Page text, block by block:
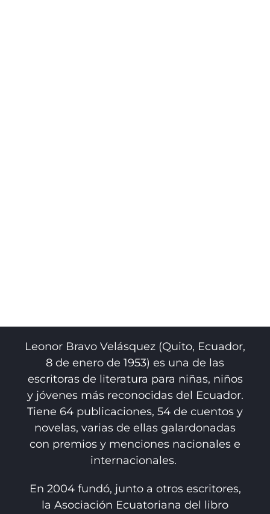
Leonor Bravo Velásquez (Quito, Ecuador,
8 de enero de 1953) es una de las
escritoras de literatura para niñas, niños
y jóvenes más reconocidas del Ecuador.
Tiene 64 publicaciones, 54 de cuentos y
novelas, varias de ellas galardonadas
con premios y menciones nacionales e
internacionales.
En 2004 fundó, junto a otros escritores,
la Asociación Ecuatoriana del libro